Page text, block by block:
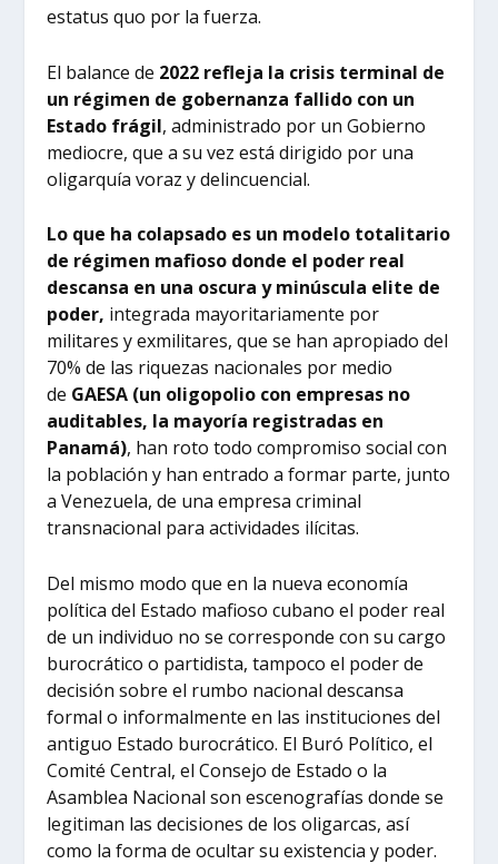
estatus quo por la fuerza.
El balance de 2022 refleja la crisis terminal de
un régimen de gobernanza fallido con un
Estado frágil, administrado por un Gobierno
mediocre, que a su vez está dirigido por una
oligarquía voraz y delincuencial.
Lo que ha colapsado es un modelo totalitario
de régimen mafioso donde el poder real
descansa en una oscura y minúscula elite de
poder, integrada mayoritariamente por
militares y exmilitares, que se han apropiado del
70% de las riquezas nacionales por medio
de GAESA (un oligopolio con empresas no
auditables, la mayoría registradas en
Panamá), han roto todo compromiso social con
la población y han entrado a formar parte, junto
a Venezuela, de una empresa criminal
transnacional para actividades ilícitas.
Del mismo modo que en la nueva economía
política del Estado mafioso cubano el poder real
de un individuo no se corresponde con su cargo
burocrático o partidista, tampoco el poder de
decisión sobre el rumbo nacional descansa
formal o informalmente en las instituciones del
antiguo Estado burocrático. El Buró Político, el
Comité Central, el Consejo de Estado o la
Asamblea Nacional son escenografías donde se
legitiman las decisiones de los oligarcas, así
como la forma de ocultar su existencia y poder.